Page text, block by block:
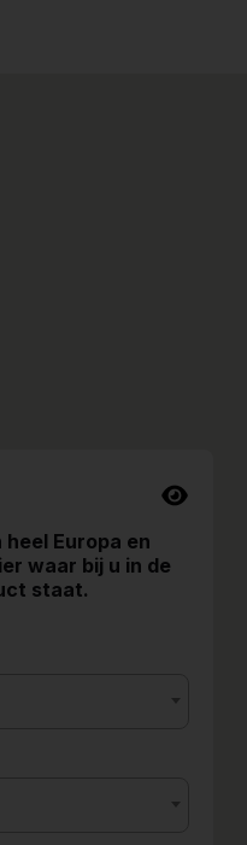
Europa en
waar bij u in de
staat.